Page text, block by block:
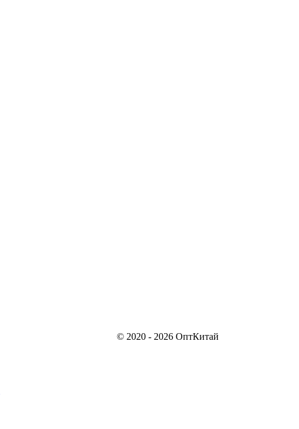
© 2020 - 2026 ОптКитай